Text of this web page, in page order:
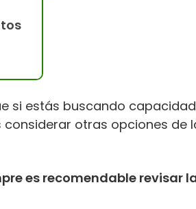
si estás buscando
otras opciones de
es recomendable revisar